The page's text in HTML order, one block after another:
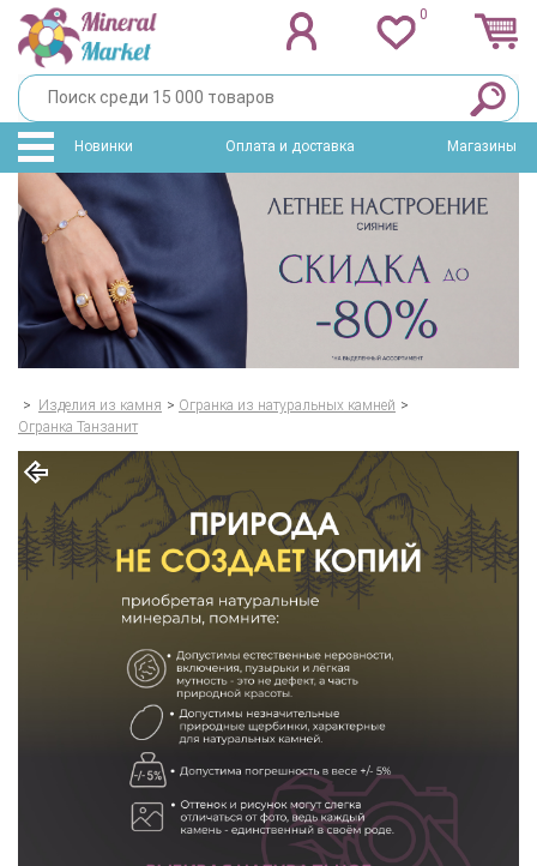
0
Новинки Оплата и доставка Магазины
> Изделия из камня > Огранка из натуральных камней >
Огранка Танзанит